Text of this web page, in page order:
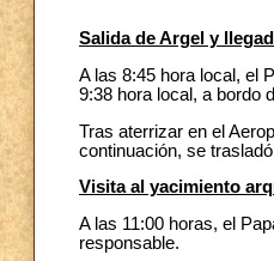
Salida de Argel y
A las 8:45 hora local, el
9:38 hora local, a bordo
Tras aterrizar en el
continuación, se
Visita al yacimiento
A las 11:00 horas, el
responsable.